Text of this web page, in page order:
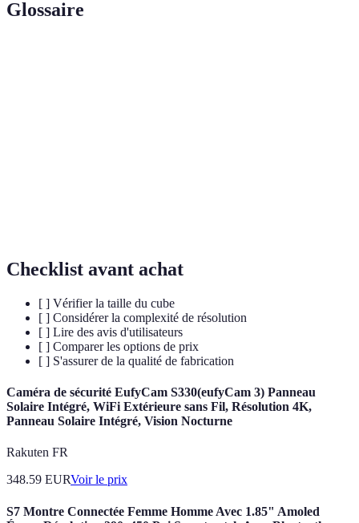
Glossaire
Checklist avant achat
[ ] Vérifier la taille du cube
[ ] Considérer la complexité de résolution
[ ] Lire des avis d'utilisateurs
[ ] Comparer les options de prix
[ ] S'assurer de la qualité de fabrication
Caméra de sécurité EufyCam S330(eufyCam 3) Panneau
Solaire Intégré, WiFi Extérieure sans Fil, Résolution 4K,
Panneau Solaire Intégré, Vision Nocturne
Rakuten FR
348.59 EURVoir le prix
S7 Montre Connectée Femme Homme Avec 1.85" Amoled